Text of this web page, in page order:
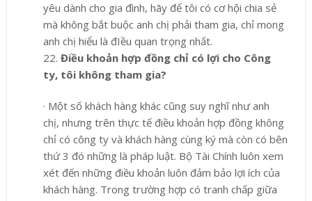
yêu dành cho gia đình, hãy để tôi có cơ hội chia sẻ
mà không bắt buộc anh chị phải tham gia, chỉ mong
anh chị hiểu là đIều quan trọng nhất.
22. Điều khoản hợp đồng chỉ có lợi cho Công
ty, tôi không tham gia?
· Một số khách hàng khác cũng suy nghĩ như anh
chị, nhưng trên thực tế điều khoản hợp đồng không
chỉ có công ty và khách hàng cùng ký mà còn có bên
thứ 3 đó những là pháp luật. Bộ Tài Chính luôn xem
xét đến những điều khoản luôn đảm bảo lợi ích của
khách hàng. Trong trường hợp có tranh chấp giữa